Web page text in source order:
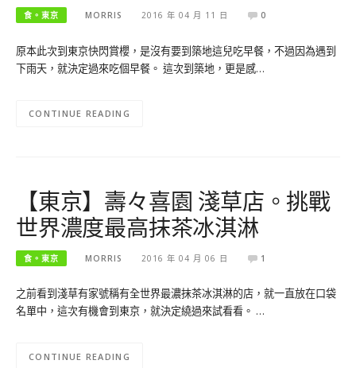
食。東京 MORRIS 2016 年 04 月 11 日 0
原本此次到東京快閃賞櫻，是沒有要到築地這兒吃早餐，不過因為遇到
下雨天，就決定過來吃個早餐。 這次到築地，更是感…
CONTINUE READING
【東京】壽々喜園 淺草店。挑戰
世界濃度最高抹茶冰淇淋
食。東京 MORRIS 2016 年 04 月 06 日 1
之前看到淺草有家號稱有全世界最濃抹茶冰淇淋的店，就一直放在口袋
名單中，這次有機會到東京，就決定繞過來試看看。 …
CONTINUE READING